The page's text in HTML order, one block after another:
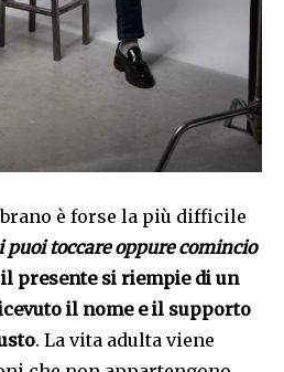
è forse la più difficile
toccare oppure comincio
il presente si riempie di un
il nome e il supporto
. La vita adulta viene